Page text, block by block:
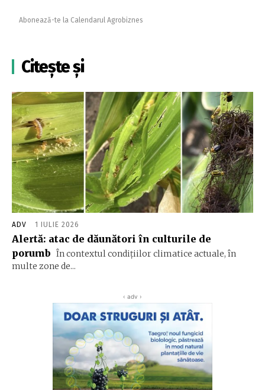
Abonează-te la Calendarul Agrobiznes
Citește și
ADV 1 IULIE 2026
Alertă: atac de dăunători în culturile de
porumb În contextul condițiilor climatice actuale, în
multe zone de...
‹ adv ›